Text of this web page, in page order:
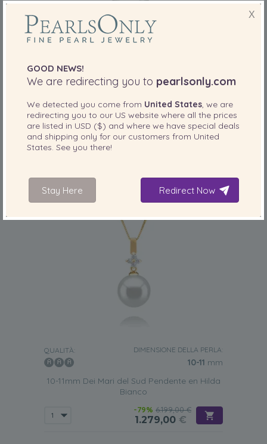
10-11mm Dei Mari del Sud Pendente en
Darlene Bianco
-79%6.299,00 €
1.299,00€
QUALITÀ: DIMENSIONE DELLA PERLA:
10-11 mm
10-11mm Dei Mari del Sud Pendente en Hilda
Bianco
-79% 6.199,00 €
1.279,00 €
X
GOOD NEWS!
We are redirecting you to pearlsonly.com
We detected you come from United States , we are
redirecting you to our US website where all the prices
are listed in USD ($) and where we have special deals
and shipping only for our customers from United
States . See you there!
Stay Here Redirect Now